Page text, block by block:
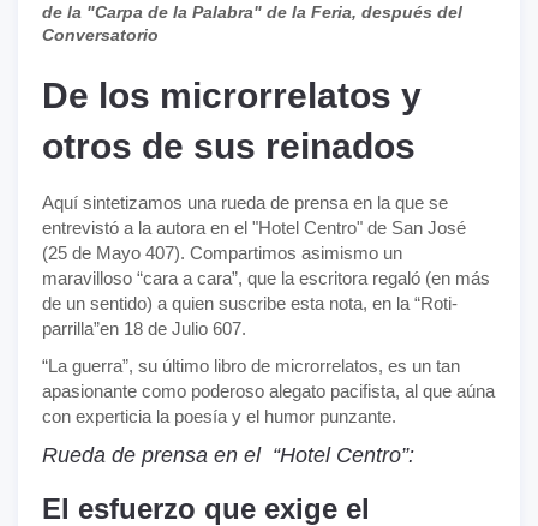
de la "Carpa de la Palabra" de la Feria, después del
Conversatorio
De los microrrelatos y
otros de sus reinados
Aquí sintetizamos una rueda de prensa en la que se
entrevistó a la autora en el "Hotel Centro" de San José
(25 de Mayo 407). Compartimos asimismo un
maravilloso “cara a cara”, que la escritora regaló (en más
de un sentido) a quien suscribe esta nota, en la “Roti-
parrilla”en 18 de Julio 607.
“La guerra”, su último libro de microrrelatos, es un tan
apasionante como poderoso alegato pacifista, al que aúna
con experticia la poesía y el humor punzante.
Rueda de prensa en el “Hotel Centro”:
El esfuerzo que exige el